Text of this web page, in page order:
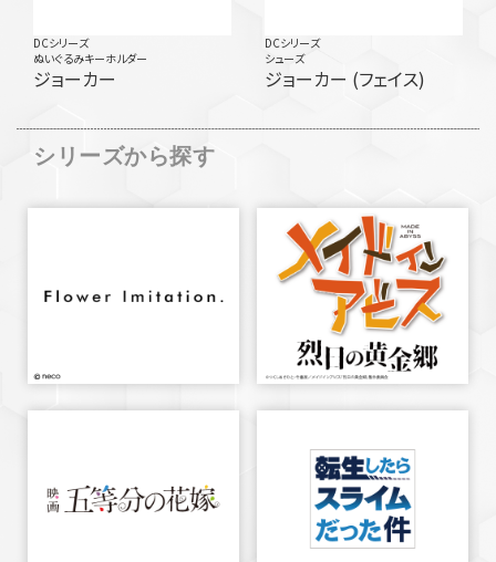
DCシリーズ
ぬいぐるみキーホルダー
ジョーカー
DCシリーズ
シューズ
ジョーカー (フェイス)
シリーズから探す